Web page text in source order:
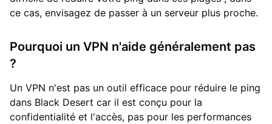
ce cas, envisagez de passer à un serveur plus proche.
Pourquoi un VPN n'aide généralement pas
?
Un VPN n'est pas un outil efficace pour réduire le ping
dans Black Desert car il est conçu pour la
confidentialité et l'accès, pas pour les performances